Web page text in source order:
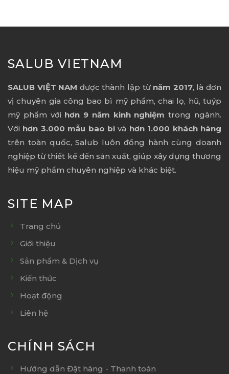
SALUB VIETNAM
SALUB VIỆT NAM được thành lập từ năm 2017, là đơn
vị chuyên gia công bao bì mỹ phẩm, chai lọ, hũ, tuýp
mỹ phẩm với hơn 9 năm kinh nghiệm trong ngành.
Với hơn 3.000 mẫu bao bì và hơn 1.000 khách hàng
trên toàn quốc, Salub luôn đồng hành cùng doanh
nghiệp từ thiết kế đến sản xuất, giúp xây dựng thương
hiệu mỹ phẩm chuyên nghiệp và khác biệt.
SITE MAP
Trang chủ
Giới thiệu
Sản phẩm & Dịch vụ
Kiến thức
Hoạt động
Liên hệ
CHÍNH SÁCH
Hướng dẫn Đặt hàng - Thanh toán